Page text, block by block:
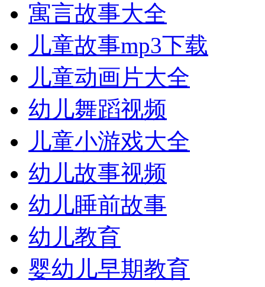
寓言故事大全
儿童故事mp3下载
儿童动画片大全
幼儿舞蹈视频
儿童小游戏大全
幼儿故事视频
幼儿睡前故事
幼儿教育
婴幼儿早期教育